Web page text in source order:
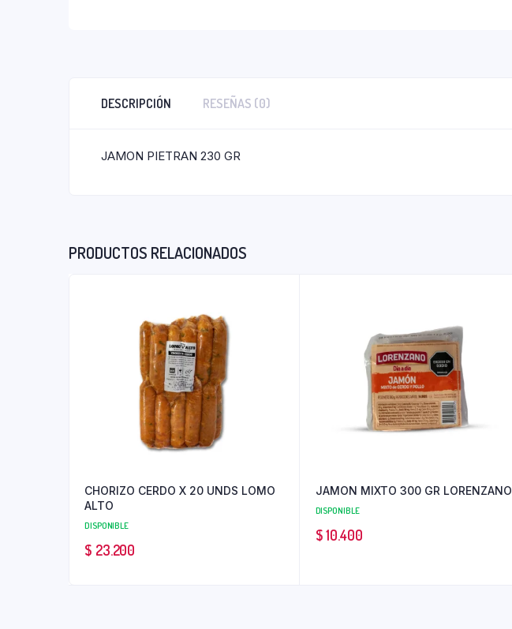
DESCRIPCIÓN RESEÑAS (0)
JAMON PIETRAN 230 GR
PRODUCTOS RELACIONADOS
CHORIZO CERDO X 20 UNDS LOMO
ALTO
DISPONIBLE
$ 23.200
JAMON MIXTO 300 GR LORENZANO
DISPONIBLE
$10.400